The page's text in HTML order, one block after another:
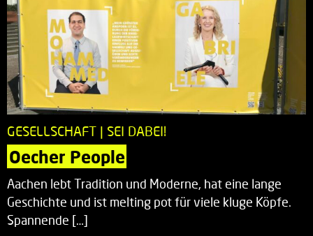
GESELLSCHAFT | SEI DABEI!
Oecher People
Aachen lebt Tradition und Moderne, hat eine lange
Geschichte und ist melting pot für viele kluge Köpfe.
Spannende […]